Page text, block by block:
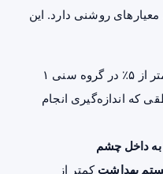
روشنی دارد. این
کمتر از ۵٪ در گروه سنی ۱
که اندازه‌گیری انجام
به داخل چشم
بهداشت کمتر از